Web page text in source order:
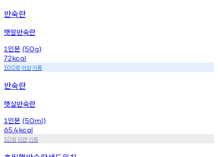
반숙란
햇알반숙란
1 인분 (50g)
72kcal
100회 이상기록
반숙란
햇살반숙란
1 인분 (50ml)
65.4kcal
50회 미만기록